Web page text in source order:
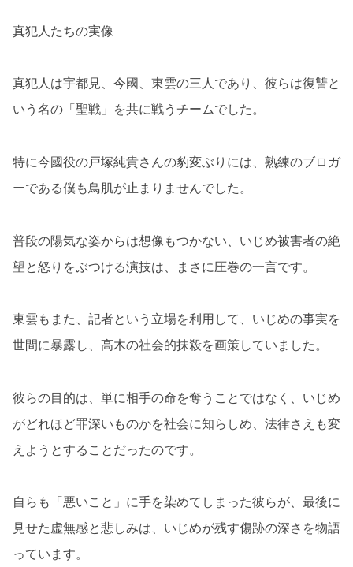
真犯人たちの実像
真犯人は宇都見、今國、東雲の三人であり、彼らは復讐と
いう名の「聖戦」を共に戦うチームでした。
特に今國役の戸塚純貴さんの豹変ぶりには、熟練のブロガ
ーである僕も鳥肌が止まりませんでした。
普段の陽気な姿からは想像もつかない、いじめ被害者の絶
望と怒りをぶつける演技は、まさに圧巻の一言です。
東雲もまた、記者という立場を利用して、いじめの事実を
世間に暴露し、高木の社会的抹殺を画策していました。
彼らの目的は、単に相手の命を奪うことではなく、いじめ
がどれほど罪深いものかを社会に知らしめ、法律さえも変
えようとすることだったのです。
自らも「悪いこと」に手を染めてしまった彼らが、最後に
見せた虚無感と悲しみは、いじめが残す傷跡の深さを物語
っています。